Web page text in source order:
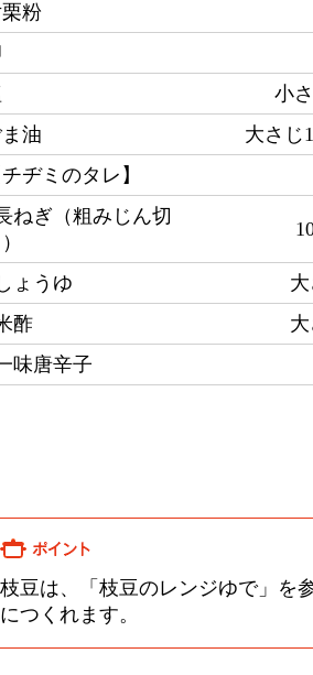
栗粉
小
ま油
大さじ
チヂミのタレ】
ねぎ（粗みじん切
）
ょうゆ
酢
味唐辛子
枝豆は、「枝豆のレンジゆで」を
につくれます。